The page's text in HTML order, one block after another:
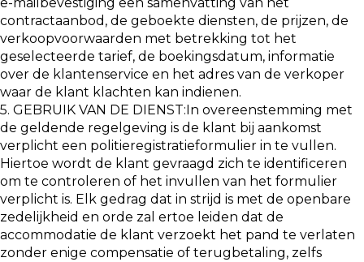
contractaanbod, de geboekte diensten, de prijzen, de
verkoopvoorwaarden met betrekking tot het
geselecteerde tarief, de boekingsdatum, informatie
over de klantenservice en het adres van de verkoper
waar de klant klachten kan indienen.
5. GEBRUIK VAN DE DIENST:In overeenstemming met
de geldende regelgeving is de klant bij aankomst
verplicht een politieregistratieformulier in te vullen.
Hiertoe wordt de klant gevraagd zich te identificeren
om te controleren of het invullen van het formulier
verplicht is. Elk gedrag dat in strijd is met de openbare
zedelijkheid en orde zal ertoe leiden dat de
accommodatie de klant verzoekt het pand te verlaten
zonder enige compensatie of terugbetaling, zelfs